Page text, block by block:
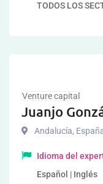
TODOS LOS
Venture capital
Juanjo
Andalucía,
Idioma del
Español | Inglés